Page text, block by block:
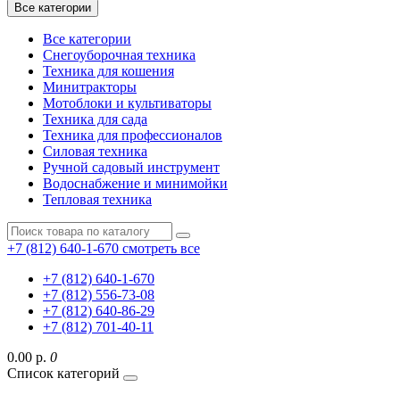
Все категории
Все категории
Снегоуборочная техника
Техника для кошения
Минитракторы
Мотоблоки и культиваторы
Техника для сада
Техника для профессионалов
Силовая техника
Ручной садовый инструмент
Водоснабжение и минимойки
Тепловая техника
+7 (812) 640-1-670 смотреть все
+7 (812) 640-1-670
+7 (812) 556-73-08
+7 (812) 640-86-29
+7 (812) 701-40-11
0.00 р. 0
Список категорий